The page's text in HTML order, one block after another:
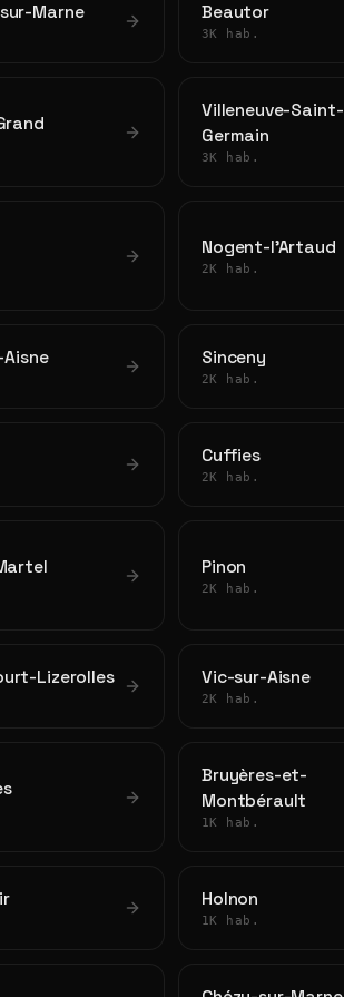
Marne Beautor
3K hab.
Villeneuve-Saint-
Germain
3K hab.
Nogent-l'Artaud
2K hab.
Sinceny
2K hab.
Cuffies
2K hab.
Pinon
2K hab.
Lizerolles Vic-sur-Aisne
2K hab.
Bruyères-et-
Montbérault
1K hab.
Holnon
1K hab.